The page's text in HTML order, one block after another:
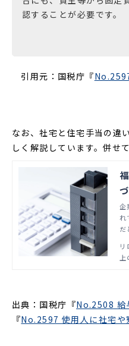
認することが必要です。
引用元：国税庁『
なお、社宅と住宅手当の違
しく解説しています。併せ
企
れ
だ
類
利
は
出典：国税庁『No.2508 給
『No.2597 使用人に社宅や